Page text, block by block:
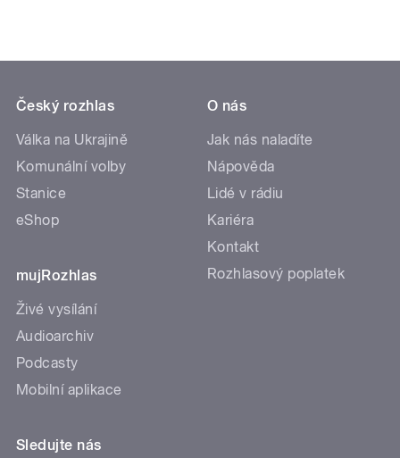
Český rozhlas
Válka na Ukrajině
Komunální volby
Stanice
eShop
mujRozhlas
Živé vysílání
Audioarchiv
Podcasty
Mobilní aplikace
O nás
Jak nás naladíte
Nápověda
Lidé v rádiu
Kariéra
Kontakt
Rozhlasový poplatek
Sledujte nás